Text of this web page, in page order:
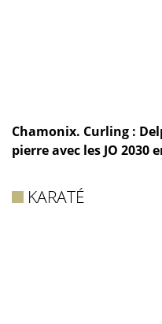
Chamonix. Curling :
pierre avec les JO 2030
KARATÉ